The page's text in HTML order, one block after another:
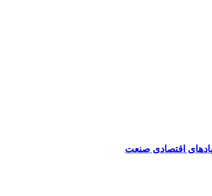
اقتصادی صنعت